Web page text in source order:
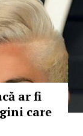
ar fi
care